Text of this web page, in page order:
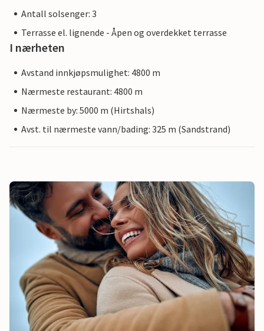
Antall solsenger: 3
Terrasse el. lignende - Åpen og overdekket terrasse
I nærheten
Avstand innkjøpsmulighet: 4800 m
Nærmeste restaurant: 4800 m
Nærmeste by: 5000 m (Hirtshals)
Avst. til nærmeste vann/bading: 325 m (Sandstrand)